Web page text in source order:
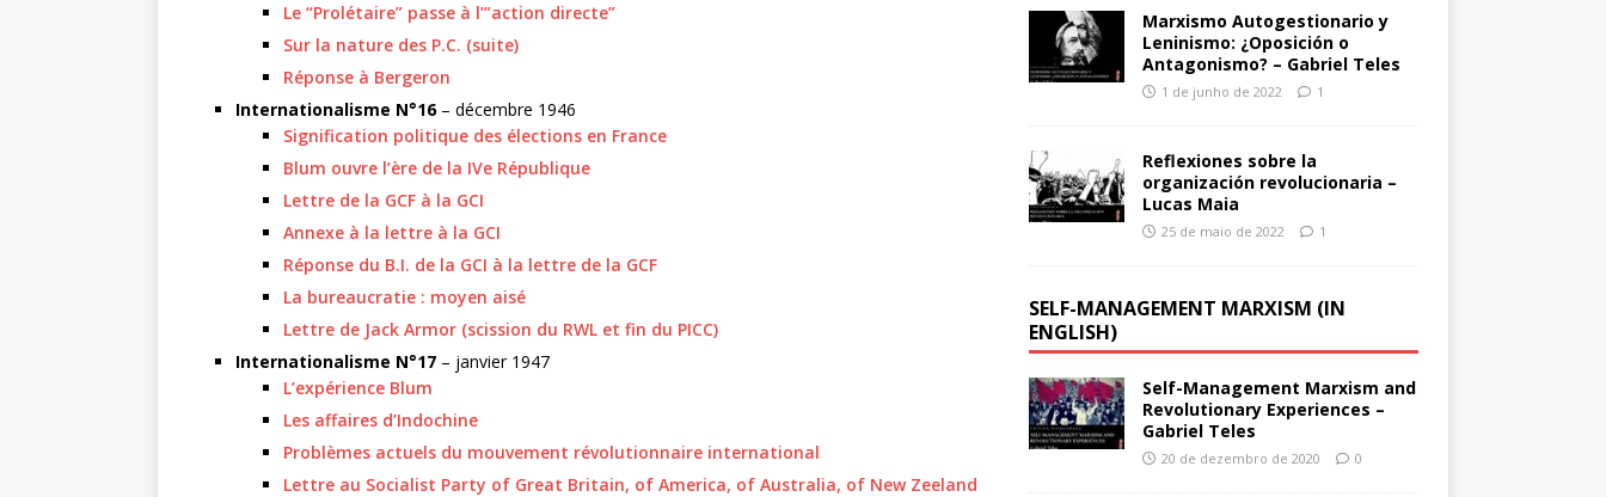
Le “Prolétaire” passe à l’”action directe”
Sur la nature des P.C. (suite)
Réponse à Bergeron
Internationalisme N°16– décembre 1946
Signification politique des élections en France
Blum ouvre l’ère de la IVe République
Lettre de la GCF à la GCI
Annexe à la lettre à la GCI
Réponse du B.I. de la GCI à la lettre de la GCF
La bureaucratie : moyen aisé
Lettre de Jack Armor (scission du RWL et fin du PICC)
Internationalisme N°17 – janvier 1947
L’expérience Blum
Les affaires d’Indochine
Problèmes actuels du mouvement révolutionnaire international
Lettre au Socialist Party of Great Britain, of America, of Australia, of New Zeeland
Marxismo Autogestionario y
Leninismo: ¿Oposición o
Antagonismo? – Gabriel Teles
1 de junho de 2022 1
Reflexiones sobre la
organización revolucionaria –
Lucas Maia
25 de maio de 2022 1
SELF-MANAGEMENT MARXISM (IN
ENGLISH)
Self-Management Marxism and
Revolutionary Experiences –
Gabriel Teles
20 de dezembro de 2020 0